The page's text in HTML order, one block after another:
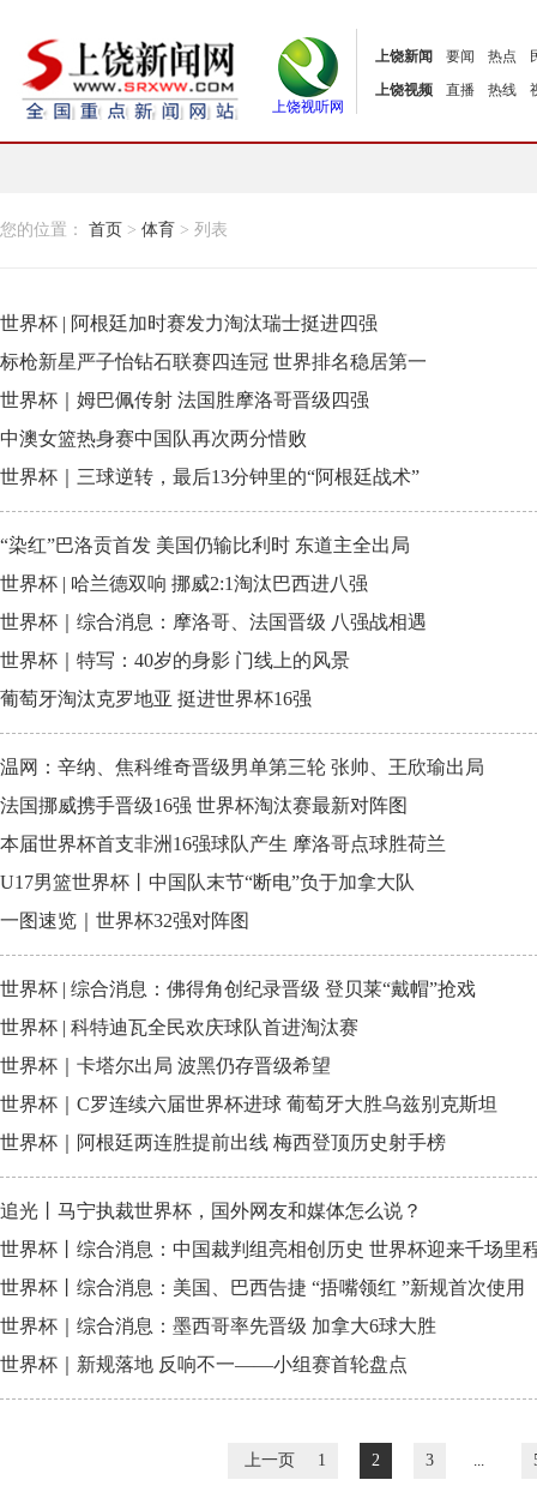
上饶视听网
上饶新闻 要闻 热点
上饶视频
直播 热线
您的位置： 首页 > 体育 > 列表
世界杯 | 阿根廷加时赛发力淘汰瑞士挺进四强
标枪新星严子怡钻石联赛四连冠 世界排名稳居第一
世界杯｜姆巴佩传射 法国胜摩洛哥晋级四强
中澳女篮热身赛中国队再次两分惜败
世界杯｜三球逆转，最后13分钟里的“阿根廷战术”
“染红”巴洛贡首发 美国仍输比利时 东道主全出局
世界杯 | 哈兰德双响 挪威2:1淘汰巴西进八强
世界杯｜综合消息：摩洛哥、法国晋级 八强战相遇
世界杯｜特写：40岁的身影 门线上的风景
葡萄牙淘汰克罗地亚 挺进世界杯16强
温网：辛纳、焦科维奇晋级男单第三轮 张帅、王欣瑜出局
法国挪威携手晋级16强 世界杯淘汰赛最新对阵图
本届世界杯首支非洲16强球队产生 摩洛哥点球胜荷兰
U17男篮世界杯丨中国队末节“断电”负于加拿大队
一图速览｜世界杯32强对阵图
世界杯 | 综合消息：佛得角创纪录晋级 登贝莱“戴帽”抢戏
世界杯 | 科特迪瓦全民欢庆球队首进淘汰赛
世界杯｜卡塔尔出局 波黑仍存晋级希望
世界杯｜C罗连续六届世界杯进球 葡萄牙大胜乌兹别克斯坦
世界杯｜阿根廷两连胜提前出线 梅西登顶历史射手榜
追光丨马宁执裁世界杯，国外网友和媒体怎么说？
世界杯丨综合消息：中国裁判组亮相创历史 世界杯迎来千场里
世界杯丨综合消息：美国、巴西告捷 “捂嘴领红 ”新规首次使用
世界杯｜综合消息：墨西哥率先晋级 加拿大6球大胜
世界杯｜新规落地 反响不一——小组赛首轮盘点
上一页 1 2 3